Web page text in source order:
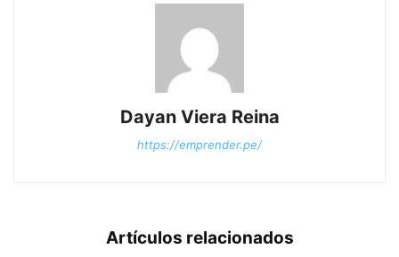
Dayan Viera Reina
https://emprender.pe/
Artículos relacionados